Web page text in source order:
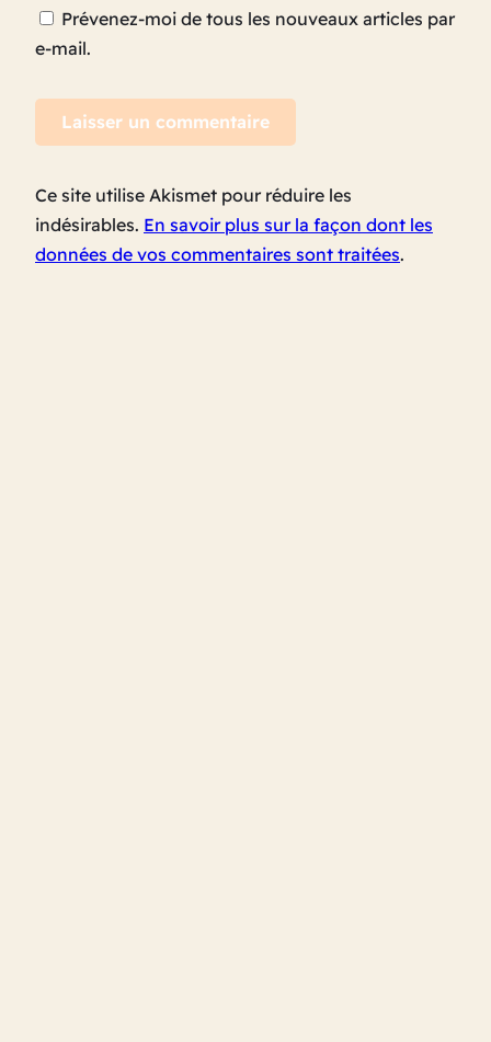
Prévenez-moi de tous les nouveaux articles par
e-mail.
Ce site utilise Akismet pour réduire les
indésirables. En savoir plus sur la façon dont les
données de vos commentaires sont traitées.